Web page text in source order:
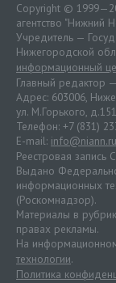
Copyright ©
агентство
Учредитель —
Нижегородской
информационный
Главный редактор
Адрес: 603006,
ул. М.Горького,
Телефон: +7 (831)
E-mail: info@niann.ru
Реестровая
Выдано
информационных
(Роскомнадзор).
Материалы в
правах рекламы.
На
технологии.
Политика